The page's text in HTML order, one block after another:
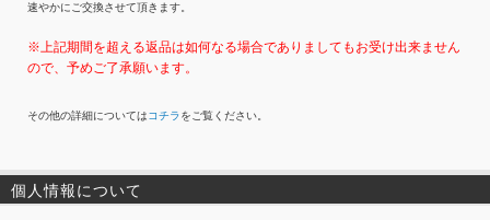
速やかにご交換させて頂きます。
※上記期間を超える返品は如何なる場合でありましてもお受け出来ません
ので、予めご了承願います。
その他の詳細についてはコチラをご覧ください。
個人情報について